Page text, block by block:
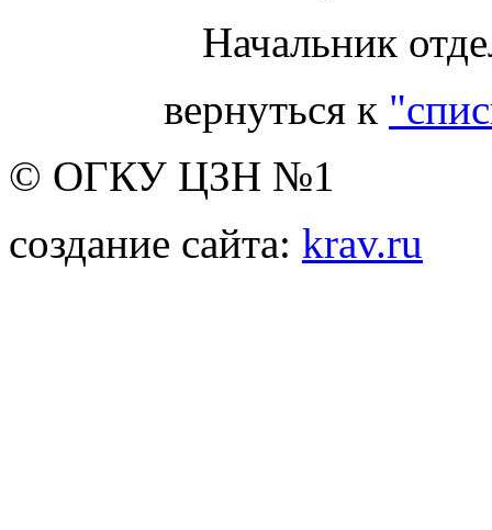
Начальник
вернуться к
© ОГКУ ЦЗН №1
создание сайта: krav.ru